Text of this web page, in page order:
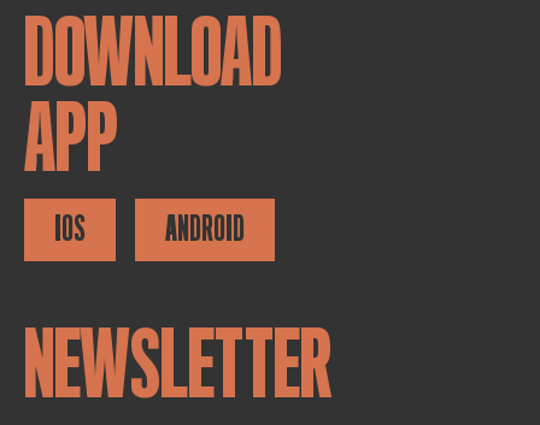
DOWNLOAD
APP
IOS ANDROID
NEWSLETTER